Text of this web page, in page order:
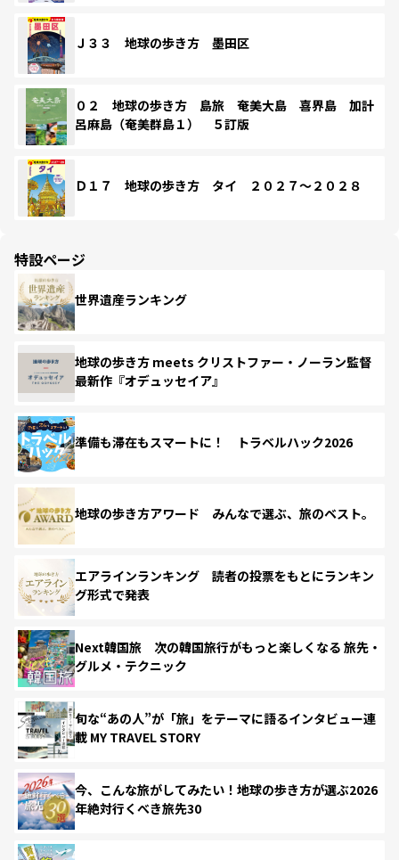
Ｊ３３ 地球の歩き方 墨田区
０２ 地球の歩き方 島旅 奄美大島 喜界島 加計
呂麻島（奄美群島１） ５訂版
Ｄ１７ 地球の歩き方 タイ ２０２７～２０２８
特設ページ
世界遺産ランキング
地球の歩き方 meets クリストファー・ノーラン監督
最新作『オデュッセイア』
準備も滞在もスマートに！ トラベルハック2026
地球の歩き方アワード みんなで選ぶ、旅のベスト。
エアラインランキング 読者の投票をもとにランキン
グ形式で発表
Next韓国旅 次の韓国旅行がもっと楽しくなる 旅先・
グルメ・テクニック
旬な“あの人”が「旅」をテーマに語るインタビュー連
載 MY TRAVEL STORY
今、こんな旅がしてみたい！地球の歩き方が選ぶ2026
年絶対行くべき旅先30